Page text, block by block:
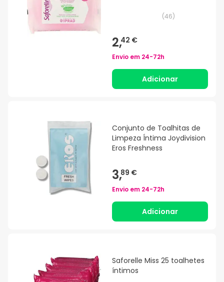
(46)
2,42 €
Envio em 24-72h
Adicionar
Conjunto de Toalhitas de
Limpeza Íntima Joydivision
Eros Freshness
3,89 €
Envio em 24-72h
Adicionar
Saforelle Miss 25 toalhetes
íntimos